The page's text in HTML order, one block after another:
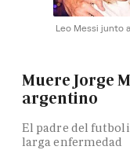
Leo Messi junto
Muere Jorge
argentino
El padre del
larga enfermedad